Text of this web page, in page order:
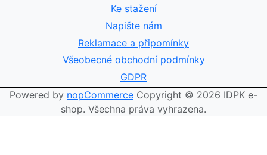
Ke stažení
Napište nám
Reklamace a připomínky
Všeobecné obchodní podmínky
GDPR
Powered by nopCommerce Copyright © 2026 IDPK e-
shop. Všechna práva vyhrazena.